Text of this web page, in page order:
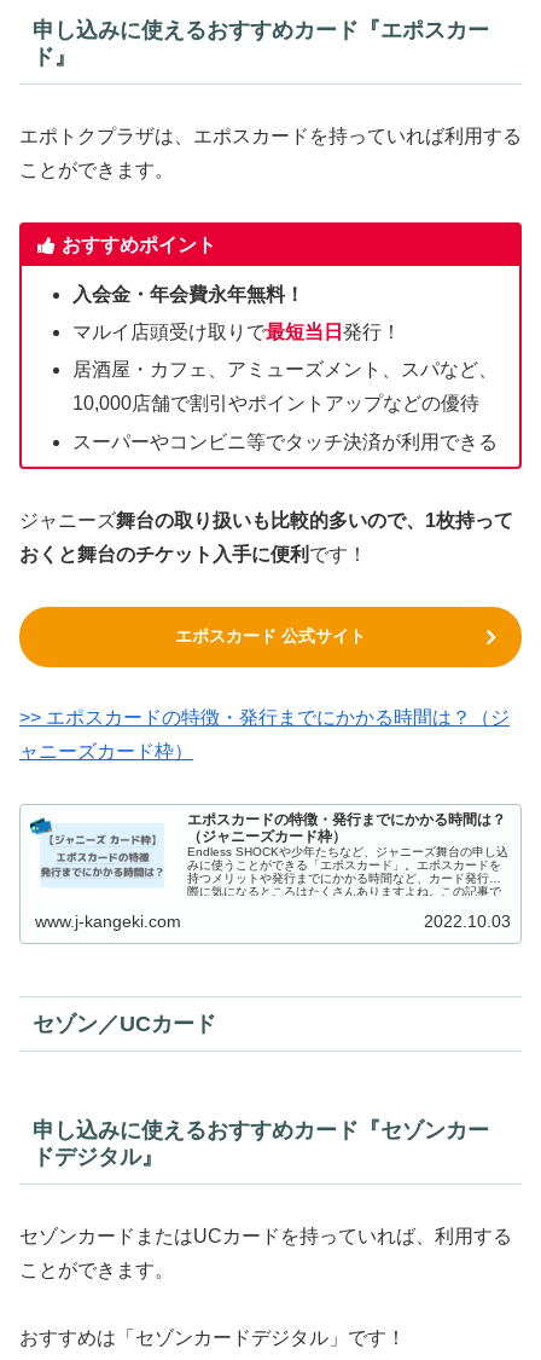
申し込みに使えるおすすめカード『エポスカー
ド』
エポトクプラザは、エポスカードを持っていれば利用する
ことができます。
おすすめポイント
入会金・年会費永年無料！
マルイ店頭受け取りで最短当日 発行！
居酒屋・カフェ、アミューズメント、スパなど、
10,000店舗で割引やポイントアップなどの優待
スーパーやコンビニ等でタッチ決済が利用できる
ジャニーズ舞台の取り扱いも比較的多いので、1枚持って
おくと舞台のチケット入手に便利 です！
エポスカード 公式サイト
>> エポスカードの特徴・発行までにかかる時間は？（ジ
ャニーズカード枠）
エポスカードの特徴・発行までにかかる時間は？
（ジャニーズカード枠）
Endless SHOCKや少年たちなど、ジャニーズ舞台の申し込
みに使うことができる「エポスカード」。エポスカードを
持つメリットや発行までにかかる時間など、カード発行の
際に気になるところはたくさんありますよね。この記事で
www.j-kangeki.com 2022.10.03
セゾン／UCカード
申し込みに使えるおすすめカード『セゾンカー
ドデジタル』
セゾンカードまたはUCカードを持っていれば、利用する
ことができます。
おすすめは「セゾンカードデジタル」です！